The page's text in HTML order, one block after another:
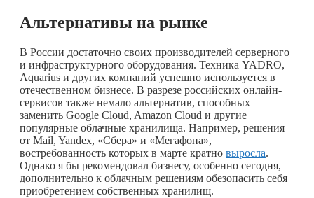
Альтернативы на рынке
В России достаточно своих производителей серверного
и инфраструктурного оборудования. Техника YADRO,
Aquarius и других компаний успешно используется в
отечественном бизнесе. В разрезе российских онлайн-
сервисов также немало альтернатив, способных
заменить Google Cloud, Amazon Cloud и другие
популярные облачные хранилища. Например, решения
от Mail, Yandex, «Сбера» и «Мегафона»,
востребованность которых в марте кратно выросла.
Однако я бы рекомендовал бизнесу, особенно сегодня,
дополнительно к облачным решениям обезопасить себя
приобретением собственных хранилищ.